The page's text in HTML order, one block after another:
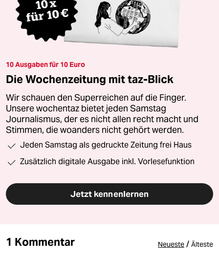
10 Ausgaben für 10 Euro
Die Wochenzeitung mit taz-Blick
Wir schauen den Superreichen auf die Finger.
Unsere wochentaz bietet jeden Samstag
Journalismus, der es nicht allen recht macht und
Stimmen, die woanders nicht gehört werden.
Jeden Samstag als gedruckte Zeitung frei Haus
Zusätzlich digitale Ausgabe inkl. Vorlesefunktion
Jetzt kennenlernen
1 Kommentar Neueste / Älteste